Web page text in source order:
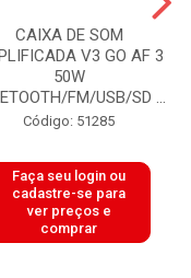
CAIXA DE SOM
V3 GO AF 3
50W
FM/USB/SD ...
Código: 51285
Faça seu login ou
cadastre-se para
ver preços e
comprar